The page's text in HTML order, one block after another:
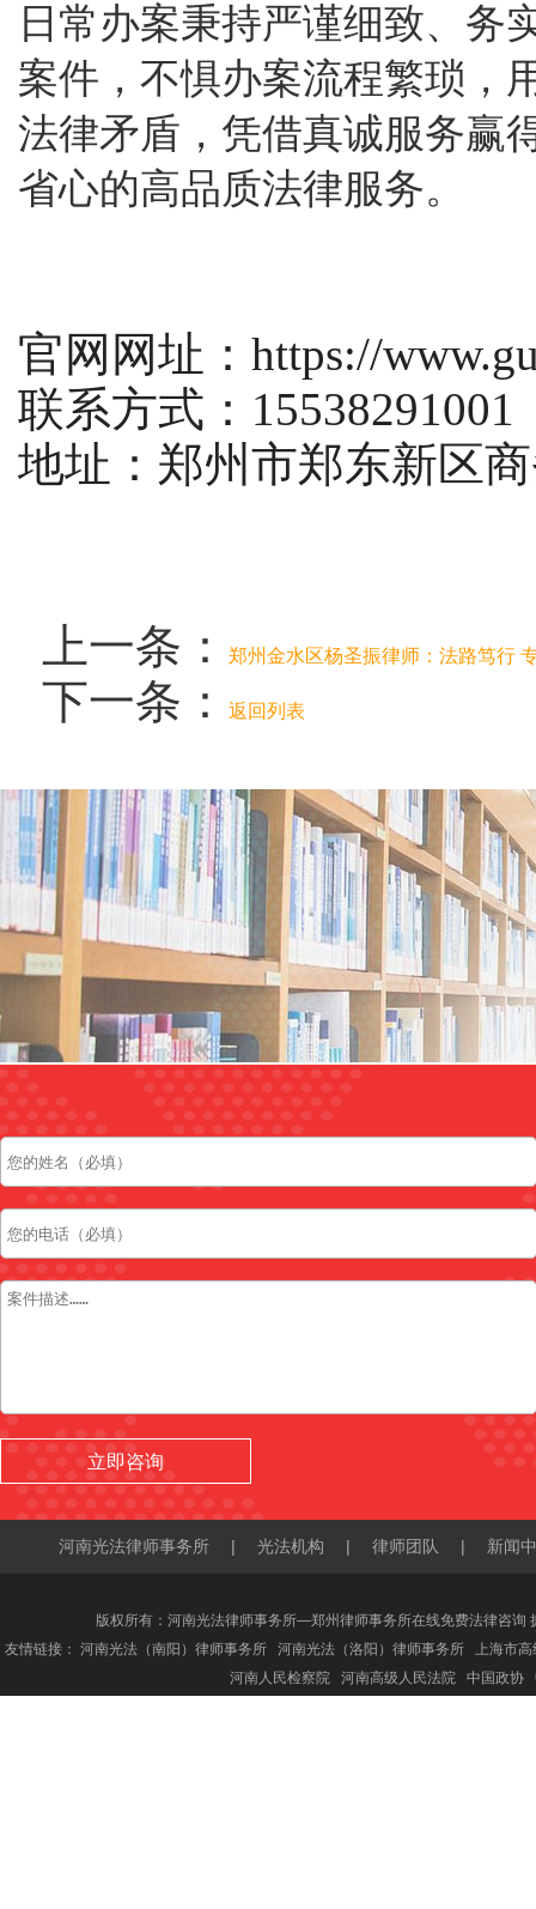
日常办案秉持严谨细致、务
案件，不惧办案流程繁琐，
法律矛盾，凭借真诚服务赢
省心的高品质法律服务。
官网网址：https://
联系方式：15538291001
地址：郑州市郑东新区
上一条： 郑州金水区杨圣振律师：法路笃行
下一条： 返回列表
河南光法律师事务所 | 光法机构 | 律师团队 | 新闻
版权所有：河南光法律师事务所—郑州律师事务所在线免费法律咨询
友情链接： 河南光法（南阳）律师事务所 河南光法（洛阳）律师事务所
上海市高
河南人民检察院
河南高级人民法院 中国政协